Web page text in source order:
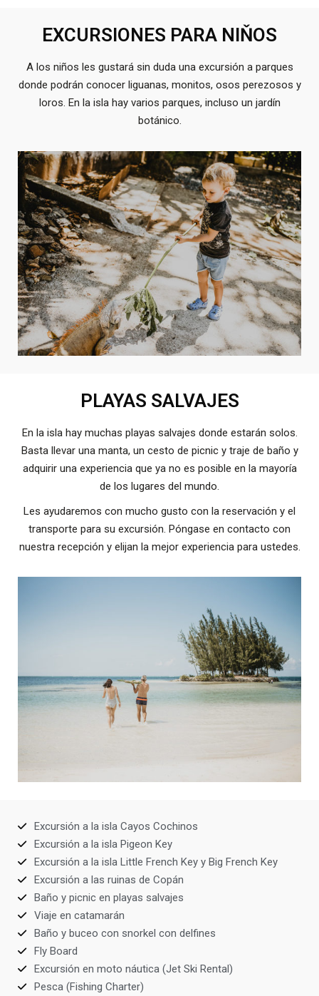
EXCURSIONES PARA NIŇOS
A los niños les gustará sin duda una excursión a parques
donde podrán conocer liguanas, monitos, osos perezosos y
loros. En la isla hay varios parques, incluso un jardín
botánico.
PLAYAS SALVAJES
En la isla hay muchas playas salvajes donde estarán solos.
Basta llevar una manta, un cesto de picnic y traje de baño y
adquirir una experiencia que ya no es posible en la mayoría
de los lugares del mundo.
Les ayudaremos con mucho gusto con la reservación y el
transporte para su excursión. Póngase en contacto con
nuestra recepción y elijan la mejor experiencia para ustedes.
Excursión a la isla Cayos Cochinos
Excursión a la isla Pigeon Key
Excursión a la isla Little French Key y Big French Key
Excursión a las ruinas de Copán
Baño y picnic en playas salvajes
Viaje en catamarán
Baño y buceo con snorkel con delfines
Fly Board
Excursión en moto náutica (Jet Ski Rental)
Pesca (Fishing Charter)